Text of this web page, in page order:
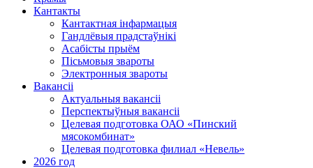
Кантакты
Кантактная інфармацыя
Гандлёвыя прадстаўнікі
Асабісты прыём
Пісьмовыя звароты
Электронныя звароты
Вакансіі
Актуальныя вакансіі
Перспектыўныя вакансіі
Целевая подготовка ОАО «Пинский
мясокомбинат»
Целевая подготовка филиал «Невель»
2026 год